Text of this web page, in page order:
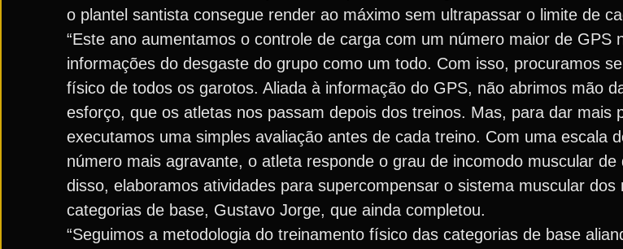
o plantel santista consegue render ao máximo sem ultrapassar o limite de
“Este ano aumentamos o controle de carga com um número maior de GPS
informações do desgaste do grupo como um todo. Com isso, procuramos
físico de todos os garotos. Aliada à informação do GPS, não abrimos mão
esforço, que os atletas nos passam depois dos treinos. Mas, para dar mais
executamos uma simples avaliação antes de cada treino. Com uma escala
número mais agravante, o atleta responde o grau de incomodo muscular
disso, elaboramos atividades para supercompensar o sistema muscular dos
categorias de base, Gustavo Jorge, que ainda completou.
“Seguimos a metodologia do treinamento físico das categorias de base